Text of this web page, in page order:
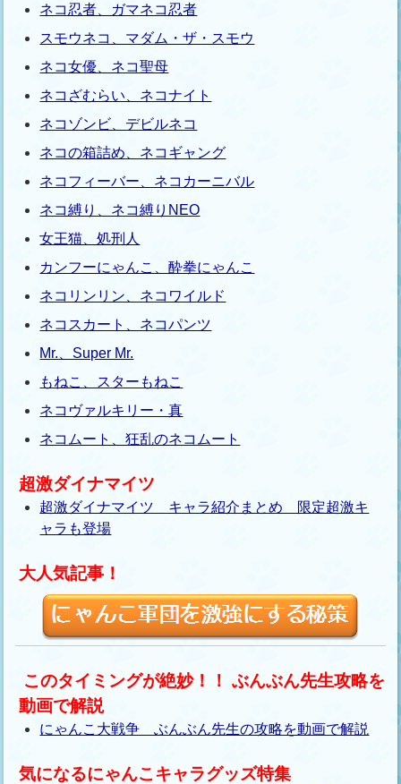
ネコ忍者、ガマネコ忍者
スモウネコ、マダム・ザ・スモウ
ネコ女優、ネコ聖母
ネコざむらい、ネコナイト
ネコゾンビ、デビルネコ
ネコの箱詰め、ネコギャング
ネコフィーバー、ネコカーニバル
ネコ縛り、ネコ縛りNEO
女王猫、処刑人
カンフーにゃんこ、酔拳にゃんこ
ネコリンリン、ネコワイルド
ネコスカート、ネコパンツ
Mr.、Super Mr.
もねこ、スターもねこ
ネコヴァルキリー・真
ネコムート、狂乱のネコムート
超激ダイナマイツ
超激ダイナマイツ キャラ紹介まとめ 限定超激キ
ャラも登場
大人気記事！
このタイミングが絶妙！！ ぶんぶん先生攻略を
動画で解説
にゃんこ大戦争 ぶんぶん先生の攻略を動画で解説
気になるにゃんこキャラグッズ特集